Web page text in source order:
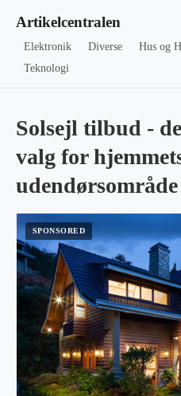
Artikelcentralen
Elektronik Diverse Hus og
Teknologi
Solsejl tilbud -
valg for
udendørsområde